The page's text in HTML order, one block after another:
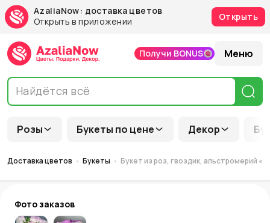
AzaliaNow: доставка цветов
Открыть в приложении
Открыть
Розы Букеты по цене Декор
Получи BONUS Меню
Доставка цветов Букеты Букет из роз, гвоздик, альстромерий
Фото заказов